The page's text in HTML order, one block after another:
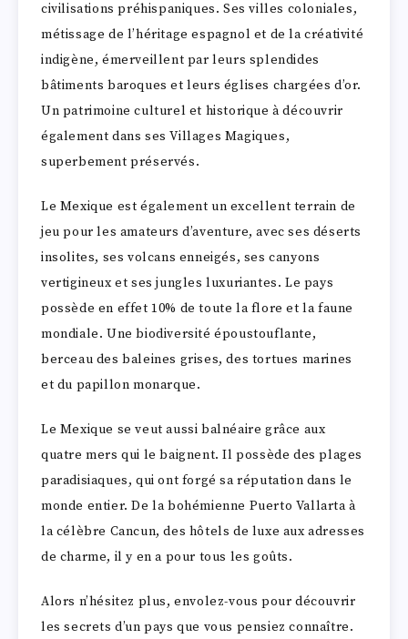
civilisations préhispaniques. Ses villes coloniales,
métissage de l’héritage espagnol et de la créativité
indigène, émerveillent par leurs splendides
bâtiments baroques et leurs églises chargées d’or.
Un patrimoine culturel et historique à découvrir
également dans ses Villages Magiques,
superbement préservés.
Le Mexique est également un excellent terrain de
jeu pour les amateurs d’aventure, avec ses déserts
insolites, ses volcans enneigés, ses canyons
vertigineux et ses jungles luxuriantes. Le pays
possède en effet 10% de toute la flore et la faune
mondiale. Une biodiversité époustouflante,
berceau des baleines grises, des tortues marines
et du papillon monarque.
Le Mexique se veut aussi balnéaire grâce aux
quatre mers qui le baignent. Il possède des plages
paradisiaques, qui ont forgé sa réputation dans le
monde entier. De la bohémienne Puerto Vallarta à
la célèbre Cancun, des hôtels de luxe aux adresses
de charme, il y en a pour tous les goûts.
Alors n’hésitez plus, envolez-vous pour découvrir
les secrets d’un pays que vous pensiez connaître.